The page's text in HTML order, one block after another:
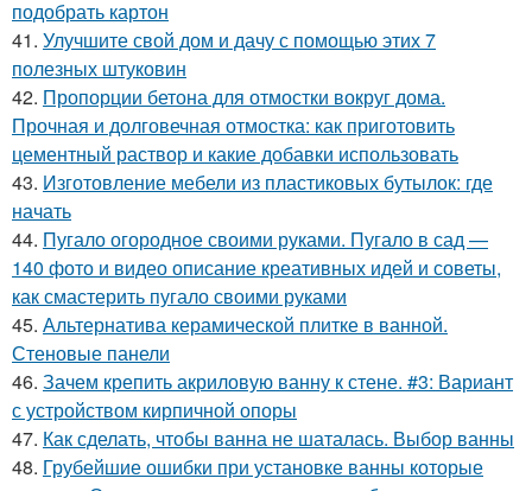
подобрать картон
41. Улучшите свой дом и дачу с помощью этих 7
полезных штуковин
42. Пропорции бетона для отмостки вокруг дома.
Прочная и долговечная отмостка: как приготовить
цементный раствор и какие добавки использовать
43. Изготовление мебели из пластиковых бутылок: где
начать
44. Пугало огородное своими руками. Пугало в сад —
140 фото и видео описание креативных идей и советы,
как смастерить пугало своими руками
45. Альтернатива керамической плитке в ванной.
Стеновые панели
46. Зачем крепить акриловую ванну к стене. #3: Вариант
с устройством кирпичной опоры
47. Как сделать, чтобы ванна не шаталась. Выбор ванны
48. Грубейшие ошибки при установке ванны которые